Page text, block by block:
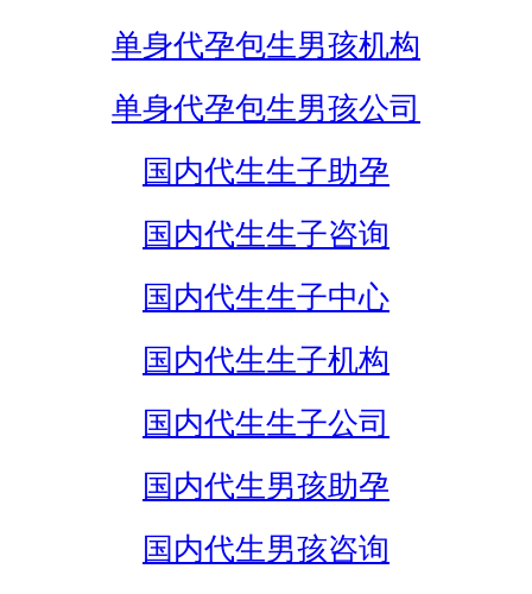
单身代孕包生男孩机构
单身代孕包生男孩公司
国内代生生子助孕
国内代生生子咨询
国内代生生子中心
国内代生生子机构
国内代生生子公司
国内代生男孩助孕
国内代生男孩咨询